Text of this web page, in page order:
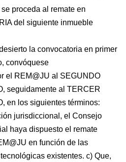
proceda al remate en
del siguiente inmueble
la convocatoria en primer
convóquese
el REM@JU al SEGUNDO
seguidamente al TERCER
en los siguientes términos:
jurisdiccional, el Consejo
haya dispuesto el remate
en función de las
existentes. c) Que,